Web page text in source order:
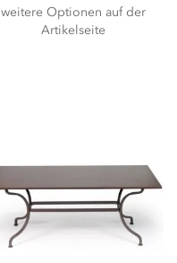
weitere Optionen auf der
Artikelseite